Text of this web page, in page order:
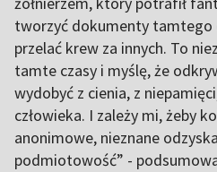
tworzyć dokumenty tamtego
przelać krew za innych. To
tamte czasy i myślę, że
wydobyć z cienia, z
człowieka. I zależy mi, żeby
anonimowe, nieznane
podmiotowość” -